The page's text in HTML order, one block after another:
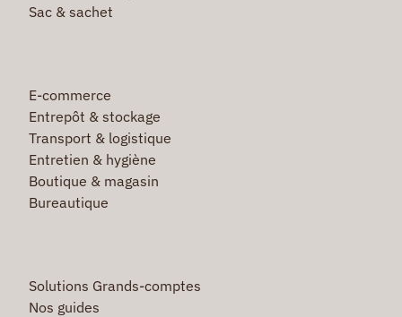
Sac & sachet
E-commerce
Entrepôt & stockage
Transport & logistique
Entretien & hygiène
Boutique & magasin
Bureautique
Solutions Grands-comptes
Nos guides